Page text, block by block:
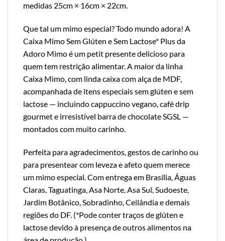
medidas 25cm × 16cm × 22cm.
Que tal um mimo especial? Todo mundo adora! A
Caixa Mimo Sem Glúten e Sem Lactose* Plus da
Adoro Mimo é um petit presente delicioso para
quem tem restrição alimentar. A maior da linha
Caixa Mimo, com linda caixa com alça de MDF,
acompanhada de itens especiais sem glúten e sem
lactose — incluindo cappuccino vegano, café drip
gourmet e irresistível barra de chocolate SGSL —
montados com muito carinho.
Perfeita para agradecimentos, gestos de carinho ou
para presentear com leveza e afeto quem merece
um mimo especial. Com entrega em Brasília, Águas
Claras, Taguatinga, Asa Norte, Asa Sul, Sudoeste,
Jardim Botânico, Sobradinho, Ceilândia e demais
regiões do DF. (*Pode conter traços de glúten e
lactose devido à presença de outros alimentos na